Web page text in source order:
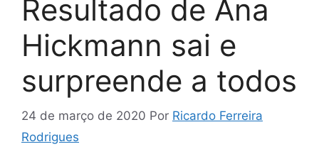
Resultado de Ana
Hickmann sai e
surpreende a todos
24 de março de 2020 Por Ricardo Ferreira
Rodrigues